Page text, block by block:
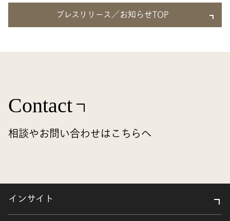
プレスリリース／お知らせTOP
Contact
相談やお問い合わせはこちらへ
インサイト